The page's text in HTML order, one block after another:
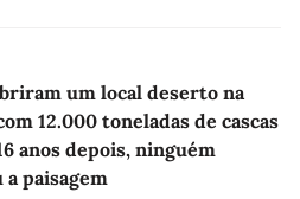
um local deserto na
12.000 toneladas de cascas
anos depois, ninguém
paisagem